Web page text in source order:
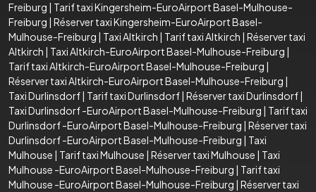
Freiburg | Tarif taxi Kingersheim-EuroAirport Basel-Mulhouse-
Freiburg | Réserver taxi Kingersheim-EuroAirport Basel-
Mulhouse-Freiburg | Taxi Altkirch | Tarif taxi Altkirch | Réserver taxi
Altkirch | Taxi Altkirch-EuroAirport Basel-Mulhouse-Freiburg |
Tarif taxi Altkirch-EuroAirport Basel-Mulhouse-Freiburg |
Réserver taxi Altkirch-EuroAirport Basel-Mulhouse-Freiburg |
Taxi Durlinsdorf| Tarif taxi Durlinsdorf| Réserver taxi Durlinsdorf|
Taxi Durlinsdorf -EuroAirport Basel-Mulhouse-Freiburg | Tarif taxi
Durlinsdorf -EuroAirport Basel-Mulhouse-Freiburg | Réserver taxi
Durlinsdorf -EuroAirport Basel-Mulhouse-Freiburg | Taxi
Mulhouse | Tarif taxi Mulhouse | Réserver taxi Mulhouse | Taxi
Mulhouse -EuroAirport Basel-Mulhouse-Freiburg | Tarif taxi
Mulhouse -EuroAirport Basel-Mulhouse-Freiburg | Réserver taxi